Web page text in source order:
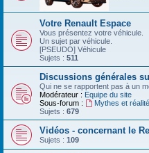
Votre Renault Espace
Vous présentez votre véhicule.
Un sujet par véhicule.
[PSEUDO] Véhicule
Sujets : 511
Discussions générales
Qui ne se rapportent pas à un
Modérateur : Equipe du site
Sous-forum :
Mythes et
Sujets : 679
Vidéos - concernant le
Sujets : 109